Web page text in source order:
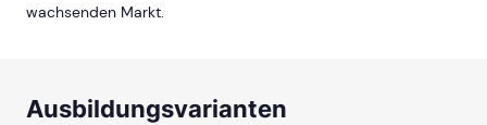
wachsenden Markt.
Ausbildungsvarianten